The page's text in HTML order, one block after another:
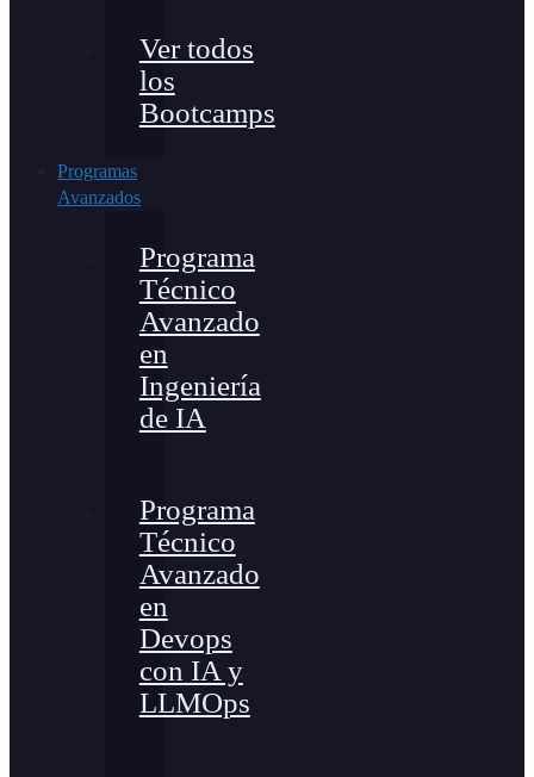
Ver todos
los
Bootcamps
Programas
Avanzados
Programa
Técnico
Avanzado
en
Ingeniería
de IA
Programa
Técnico
Avanzado
en
Devops
con IA y
LLMOps